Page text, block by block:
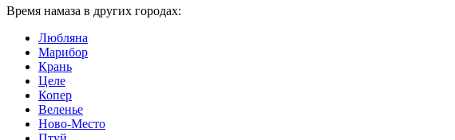
Время намаза в других городах:
Любляна
Марибор
Крань
Целе
Копер
Веленье
Ново-Место